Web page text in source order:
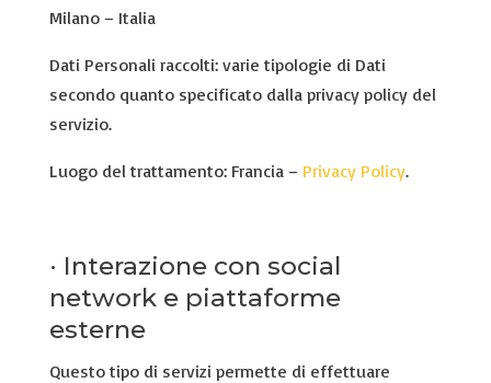
Milano – Italia
Dati Personali raccolti: varie tipologie di Dati
secondo quanto specificato dalla privacy policy del
servizio.
Luogo del trattamento: Francia – Privacy Policy.
· Interazione con social
network e piattaforme
esterne
Questo tipo di servizi permette di effettuare